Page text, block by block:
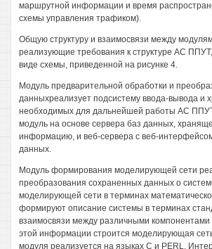
маршрутной информации и время
схемы управления трафиком).
Общую структуру и взаимосвязи между
реализующие требования к структуре АС
виде схемы, приведенной на рисунке 4.
Модуль предварительной обработки и
данныхреализует подсистему ввода-вывода и
необходимых для дальнейшей работы АС
модуль на основе сервера баз данных,
информацию, и веб-сервера с веб-
данных.
Модуль формирования моделирующей сети
преобразования сохраненных данных о
моделирующей сети в терминах
формируют описание системы в терминах
взаимосвязи между различными
этой информации строится моделирующая
модуля реализуется на языках С и PERL.